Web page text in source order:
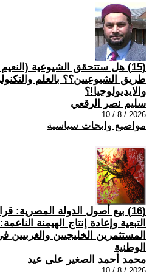
(15) هل ستتحقق الشيوعية
طريق الشيوعيين؟؟ بالعلم
والايديولوجيا!؟
سليم نصر الرقعي
2026 / 8 / 10
مواضيع وابحاث سياسية
(16) بيع أصول الدولة المصرية:
التبعية وإعادة إنتاج الهيمنة
المستثمرين الخليجيين
الوطنية
محمد أحمد الصغير على عيد